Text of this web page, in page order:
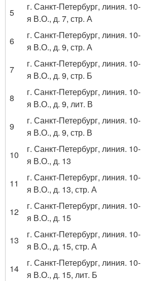
5
г. Санкт-Петербург, линия. 10-
я В.О., д. 7, стр. А
6
г. Санкт-Петербург, линия. 10-
я В.О., д. 9, стр. А
7
г. Санкт-Петербург, линия. 10-
я В.О., д. 9, стр. Б
8
г. Санкт-Петербург, линия. 10-
я В.О., д. 9, лит. В
9
г. Санкт-Петербург, линия. 10-
я В.О., д. 9, стр. В
10
г. Санкт-Петербург, линия. 10-
я В.О., д. 13
11
г. Санкт-Петербург, линия. 10-
я В.О., д. 13, стр. А
12
г. Санкт-Петербург, линия. 10-
я В.О., д. 15
13
г. Санкт-Петербург, линия. 10-
я В.О., д. 15, стр. А
14
г. Санкт-Петербург, линия. 10-
я В.О., д. 15, лит. Б